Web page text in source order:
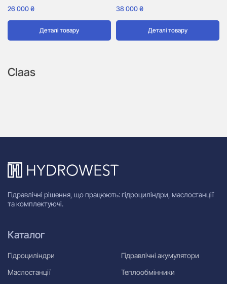
26 000₴
Деталі товару
38 000₴
Деталі товару
Claas
Гідравлічні рішення, що працюють: гідроциліндри, маслостанції
та комплектуючі.
Каталог
Гідроциліндри
Маслостанції
Гідравлічні акумулятори
Теплообмінники